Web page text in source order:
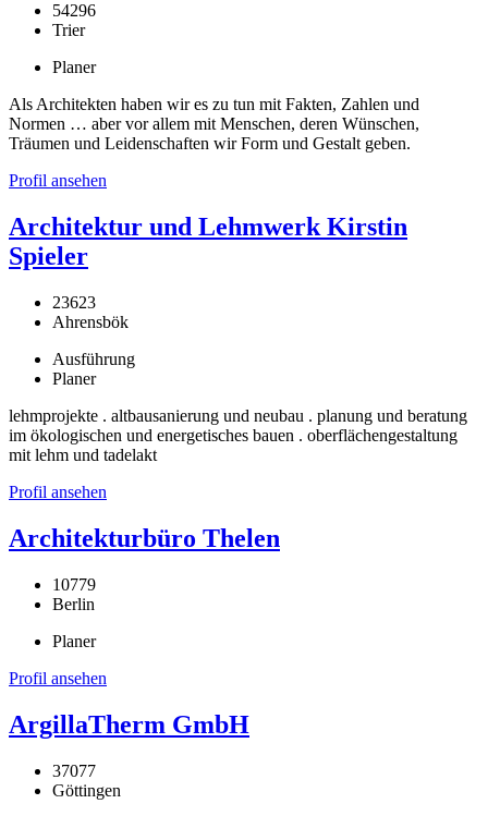
54296
Trier
Planer
Als Architekten haben wir es zu tun mit Fakten, Zahlen und
Normen … aber vor allem mit Menschen, deren Wünschen,
Träumen und Leidenschaften wir Form und Gestalt geben.
Profil ansehen
Architektur und Lehmwerk Kirstin
Spieler
23623
Ahrensbök
Ausführung
Planer
lehmprojekte . altbausanierung und neubau . planung und beratung
im ökologischen und energetisches bauen . oberflächengestaltung
mit lehm und tadelakt
Profil ansehen
Architekturbüro Thelen
10779
Berlin
Planer
Profil ansehen
ArgillaTherm GmbH
37077
Göttingen